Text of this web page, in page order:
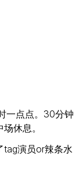
一点点。30分钟
休息。
tag演员or辣条水